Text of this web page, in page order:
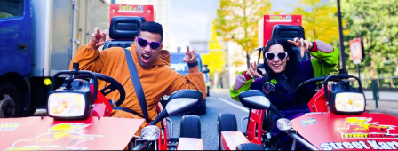
会社 予約
他店舗
東京 品川 東京 秋葉原 #1
東京 秋葉原 #2 東京 渋谷
東京 渋谷アネックス 東京ベイ